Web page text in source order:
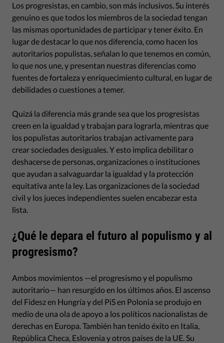
Los progresistas, en cambio, son más inclusivos. Su interés
genuino es que todos los miembros de la sociedad tengan
las mismas oportunidades de participar y tener éxito. En
lugar de destacar lo que nos diferencia, como hacen los
autoritarios populistas, señalan lo que tenemos en común,
lo que nos une, y presentan nuestras diferencias como
fuentes de fortaleza y enriquecimiento cultural, en lugar de
debilidades o cuestiones a temer.
Quizá la diferencia más grande sea que los progresistas
creen en la igualdad y trabajan para lograrla, mientras que
los populistas autoritarios trabajan activamente para
crear sociedades desiguales. Y esto implica debilitar o
deshacerse de personas, organizaciones o instituciones
que ayudan a salvaguardar la igualdad y la protección
equitativa ante la ley. Las organizaciones de la sociedad
civil y los jueces independientes suelen encabezar esta
lista.
¿Qué le depara el futuro al populismo y al
progresismo?
Ambos movimientos —el progresismo y el populismo
autoritario— han resurgido en los últimos años. El ascenso
del Fidesz en Hungría y del PiS en Polonia se produjo en
medio de una ola de apoyo a los políticos nacionalistas de
derechas en Europa. También han tenido éxito en Italia,
República Checa, Eslovenia y otros países de la UE. Su